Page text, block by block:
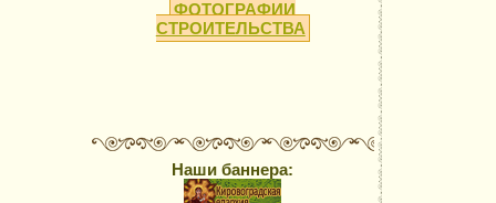
ФОТОГРАФИИ
СТРОИТЕЛЬСТВА
Наши баннера: